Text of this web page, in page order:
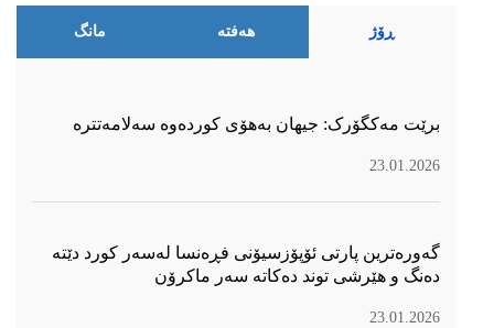
ڕۆژ هەفتە مانگ
برێت مەکگۆرک: جیهان بەهۆی کوردەوە سەلامەتترە
23.01.2026
گەورەترین پارتی ئۆپۆزسیۆنی فڕەنسا لەسەر كورد دێتە
دەنگ و هێرشی توند دەكاتە سەر ماكرۆن
23.01.2026